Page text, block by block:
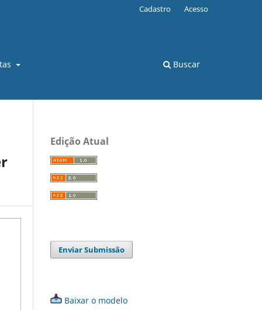
Buscar
Cadastro Acesso
Edição Atual
Enviar Submissão
Baixar o modelo